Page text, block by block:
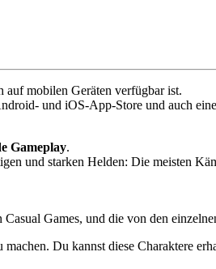
auf mobilen Geräten verfügbar ist.
und iOS-App-Store und auch
Gameplay.
und starken Helden: Die meisten
Games, und die von den
Du kannst diese Charaktere